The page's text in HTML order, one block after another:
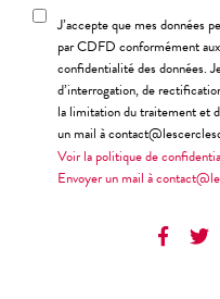
J’accepte que mes données
par CDFD conformément
confidentialité des données.
d’interrogation, de
la limitation du traitement et
un mail à
Voir la politique de
Envoyer un mail à